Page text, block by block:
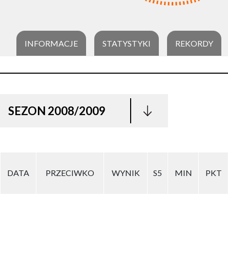
INFORMACJE STATYSTYKI REKORDY
SEZON 2008/2009
DATA PRZECIWKO WYNIK S5 MIN PKT